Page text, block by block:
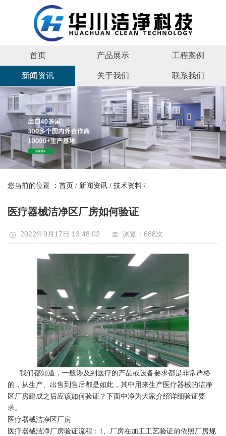
首页 产品展示 工程案例
新闻资讯 关于我们 联系我们
您当前的位置 ： 首页 / 新闻资讯 / 技术资料 /
医疗器械洁净区厂房如何验证
2022年9月17日 13:48:02 浏览：688次
我们都知道，一般涉及到医疗的产品或设备要求都是非常严格
的，从生产、出售到售后都是如此，其中用来生产医疗器械的洁净
区厂房建成之后应该如何验证？下面中净为大家介绍详细验证要
求。
医疗器械洁净区厂房
医疗器械洁净厂房验证流程：1、厂房在加工工艺验证前依照厂房规